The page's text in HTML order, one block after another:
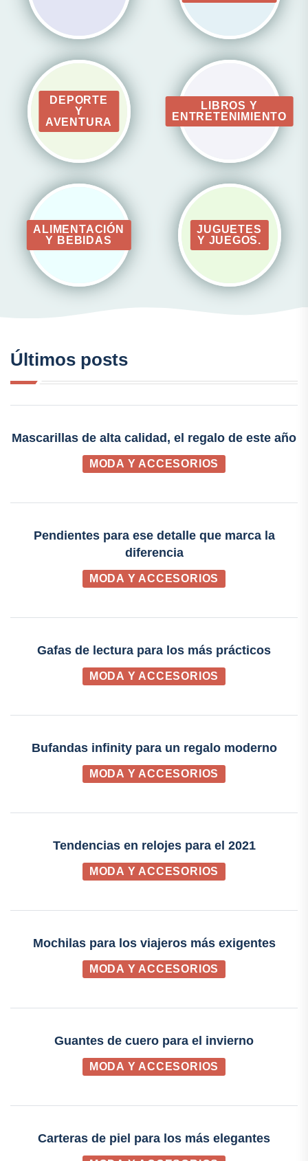
DEPORTE
Y
AVENTURA
LIBROS Y
ENTRETENIMIENTO
ALIMENTACIÓN
Y BEBIDAS
JUGUETES
Y JUEGOS.
Últimos posts
Mascarillas de alta calidad, el regalo de este año
MODA Y ACCESORIOS
Pendientes para ese detalle que marca la
diferencia
MODA Y ACCESORIOS
Gafas de lectura para los más prácticos
MODA Y ACCESORIOS
Bufandas infinity para un regalo moderno
MODA Y ACCESORIOS
Tendencias en relojes para el 2021
MODA Y ACCESORIOS
Mochilas para los viajeros más exigentes
MODA Y ACCESORIOS
Guantes de cuero para el invierno
MODA Y ACCESORIOS
Carteras de piel para los más elegantes